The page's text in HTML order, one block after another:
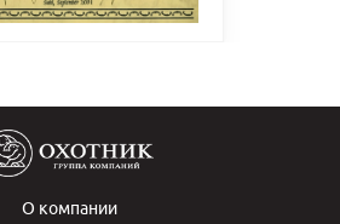
О компании